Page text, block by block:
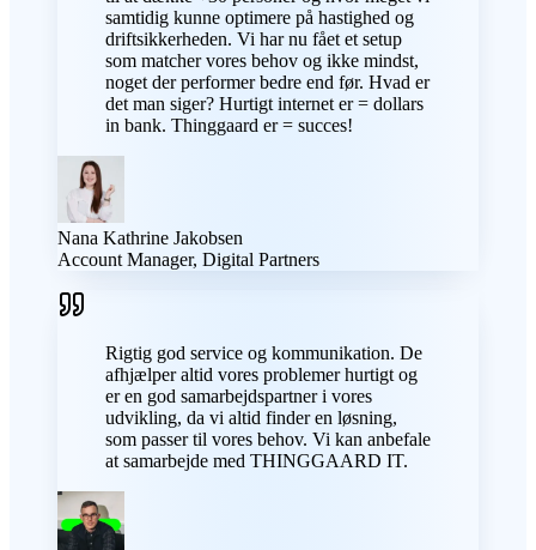
samtidig kunne optimere på hastighed og
driftsikkerheden. Vi har nu fået et setup
som matcher vores behov og ikke mindst,
noget der performer bedre end før. Hvad er
det man siger? Hurtigt internet er = dollars
in bank. Thinggaard er = succes!
Nana Kathrine Jakobsen
Account Manager, Digital Partners
Rigtig god service og kommunikation. De
afhjælper altid vores problemer hurtigt og
er en god samarbejdspartner i vores
udvikling, da vi altid finder en løsning,
som passer til vores behov. Vi kan anbefale
at samarbejde med THINGGAARD IT.